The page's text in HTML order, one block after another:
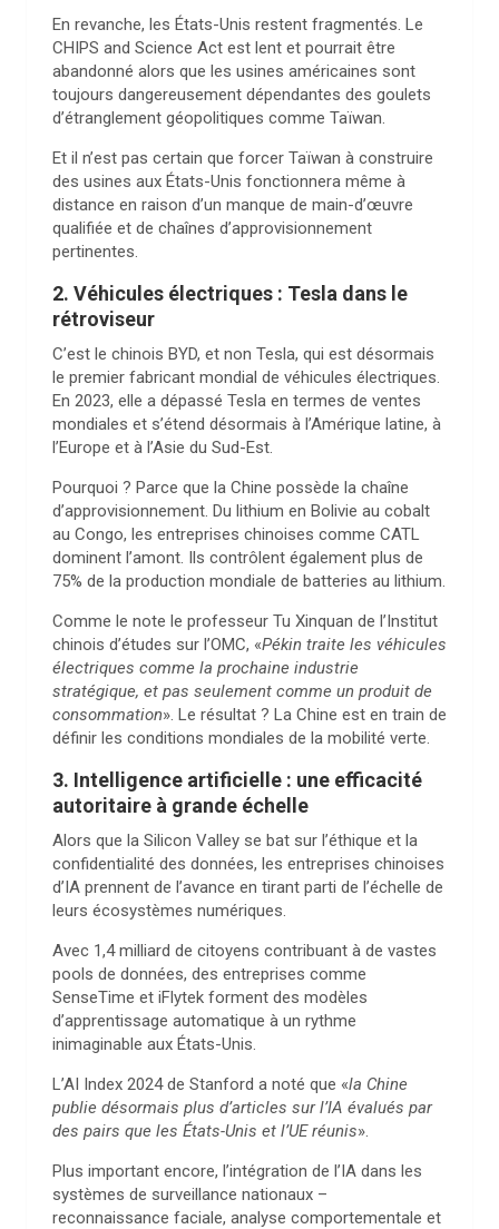
En revanche, les États-Unis restent fragmentés. Le
CHIPS and Science Act est lent et pourrait être
abandonné alors que les usines américaines sont
toujours dangereusement dépendantes des goulets
d’étranglement géopolitiques comme Taïwan.
Et il n’est pas certain que forcer Taïwan à construire
des usines aux États-Unis fonctionnera même à
distance en raison d’un manque de main-d’œuvre
qualifiée et de chaînes d’approvisionnement
pertinentes.
2. Véhicules électriques : Tesla dans le
rétroviseur
C’est le chinois BYD, et non Tesla, qui est désormais
le premier fabricant mondial de véhicules électriques.
En 2023, elle a dépassé Tesla en termes de ventes
mondiales et s’étend désormais à l’Amérique latine, à
l’Europe et à l’Asie du Sud-Est.
Pourquoi ? Parce que la Chine possède la chaîne
d’approvisionnement. Du lithium en Bolivie au cobalt
au Congo, les entreprises chinoises comme CATL
dominent l’amont. Ils contrôlent également plus de
75% de la production mondiale de batteries au lithium.
Comme le note le professeur Tu Xinquan de l’Institut
chinois d’études sur l’OMC, «Pékin traite les véhicules
électriques comme la prochaine industrie
stratégique, et pas seulement comme un produit de
consommation». Le résultat ? La Chine est en train de
définir les conditions mondiales de la mobilité verte.
3. Intelligence artificielle : une efficacité
autoritaire à grande échelle
Alors que la Silicon Valley se bat sur l’éthique et la
confidentialité des données, les entreprises chinoises
d’IA prennent de l’avance en tirant parti de l’échelle de
leurs écosystèmes numériques.
Avec 1,4 milliard de citoyens contribuant à de vastes
pools de données, des entreprises comme
SenseTime et iFlytek forment des modèles
d’apprentissage automatique à un rythme
inimaginable aux États-Unis.
L’AI Index 2024 de Stanford a noté que «la Chine
publie désormais plus d’articles sur l’IA évalués par
des pairs que les États-Unis et l’UE réunis».
Plus important encore, l’intégration de l’IA dans les
systèmes de surveillance nationaux –
reconnaissance faciale, analyse comportementale et